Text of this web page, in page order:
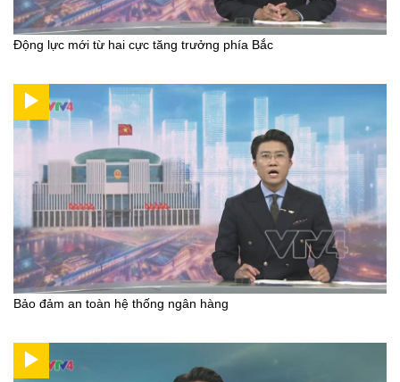
Động lực mới từ hai cực tăng trưởng phía Bắc
Bảo đảm an toàn hệ thống ngân hàng